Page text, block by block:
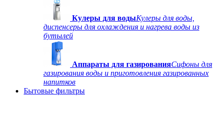
Кулеры для водыКулеры для воды,
диспенсеры для охлаждения и нагрева воды из
бутылей
Аппараты для газированияСифоны для
газирования воды и приготовления газированных
напитков
Бытовые фильтры